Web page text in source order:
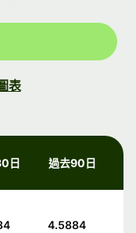
表
日 過去90日
4.5884